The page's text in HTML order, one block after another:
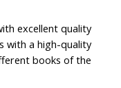
excellent quality
with a high-quality
books of the